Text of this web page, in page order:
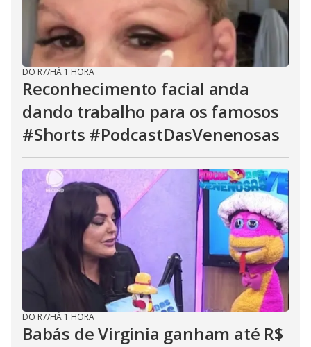
DO R7/HÁ 1 HORA
Reconhecimento facial anda
dando trabalho para os famosos
#Shorts #PodcastDasVenenosas
DO R7/HÁ 1 HORA
Babás de Virginia ganham até R$